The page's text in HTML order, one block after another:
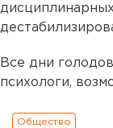
Все дни
психологи,
Общество